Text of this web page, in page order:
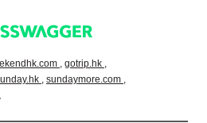
, gotrip.hk ,
, sundaymore.com ,